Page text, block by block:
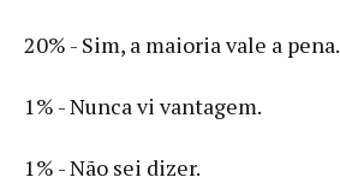
20% - Sim, a maioria vale a pena.
1% - Nunca vi vantagem.
1% - Não sei dizer.